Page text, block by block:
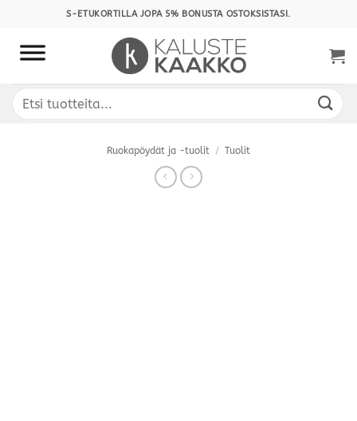
content
S-ETUKORTILLA JOPA 5% BONUSTA OSTOKSISTASI.
Etsi:
Ruokapöydät ja -tuolit / Tuolit